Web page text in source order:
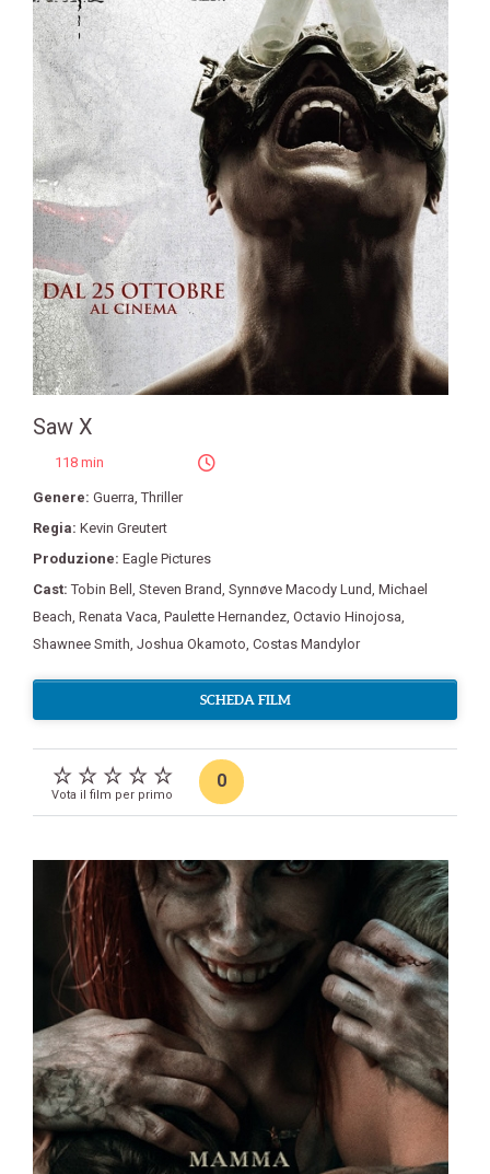
Saw X
118 min
Genere: Guerra ,Thriller
Regia: Kevin Greutert
Produzione: Eagle Pictures
Cast:Tobin Bell Steven Brand Synnøve Macody Lund Michael
Beach Renata Vaca Paulette Hernandez Octavio Hinojosa
Shawnee Smith Joshua Okamoto Costas Mandylor
SCHEDA FILM
Vota il film per primo
0